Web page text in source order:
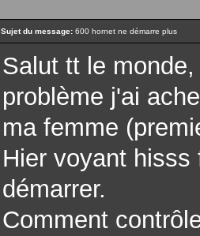
Sujet du message: 600 hornet ne démarre plus
Salut tt le
problème j'ai
ma femme
Hier voyant
démarrer.
Comment